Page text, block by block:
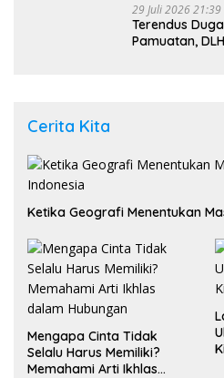
29 Juli 2026 21:39
Terendus
Pamuatan,
Cerita Kita
Ketika Geografi Menentukan
Mengapa Cinta Tidak
Selalu Harus Memiliki?
Memahami Arti Ikhlas